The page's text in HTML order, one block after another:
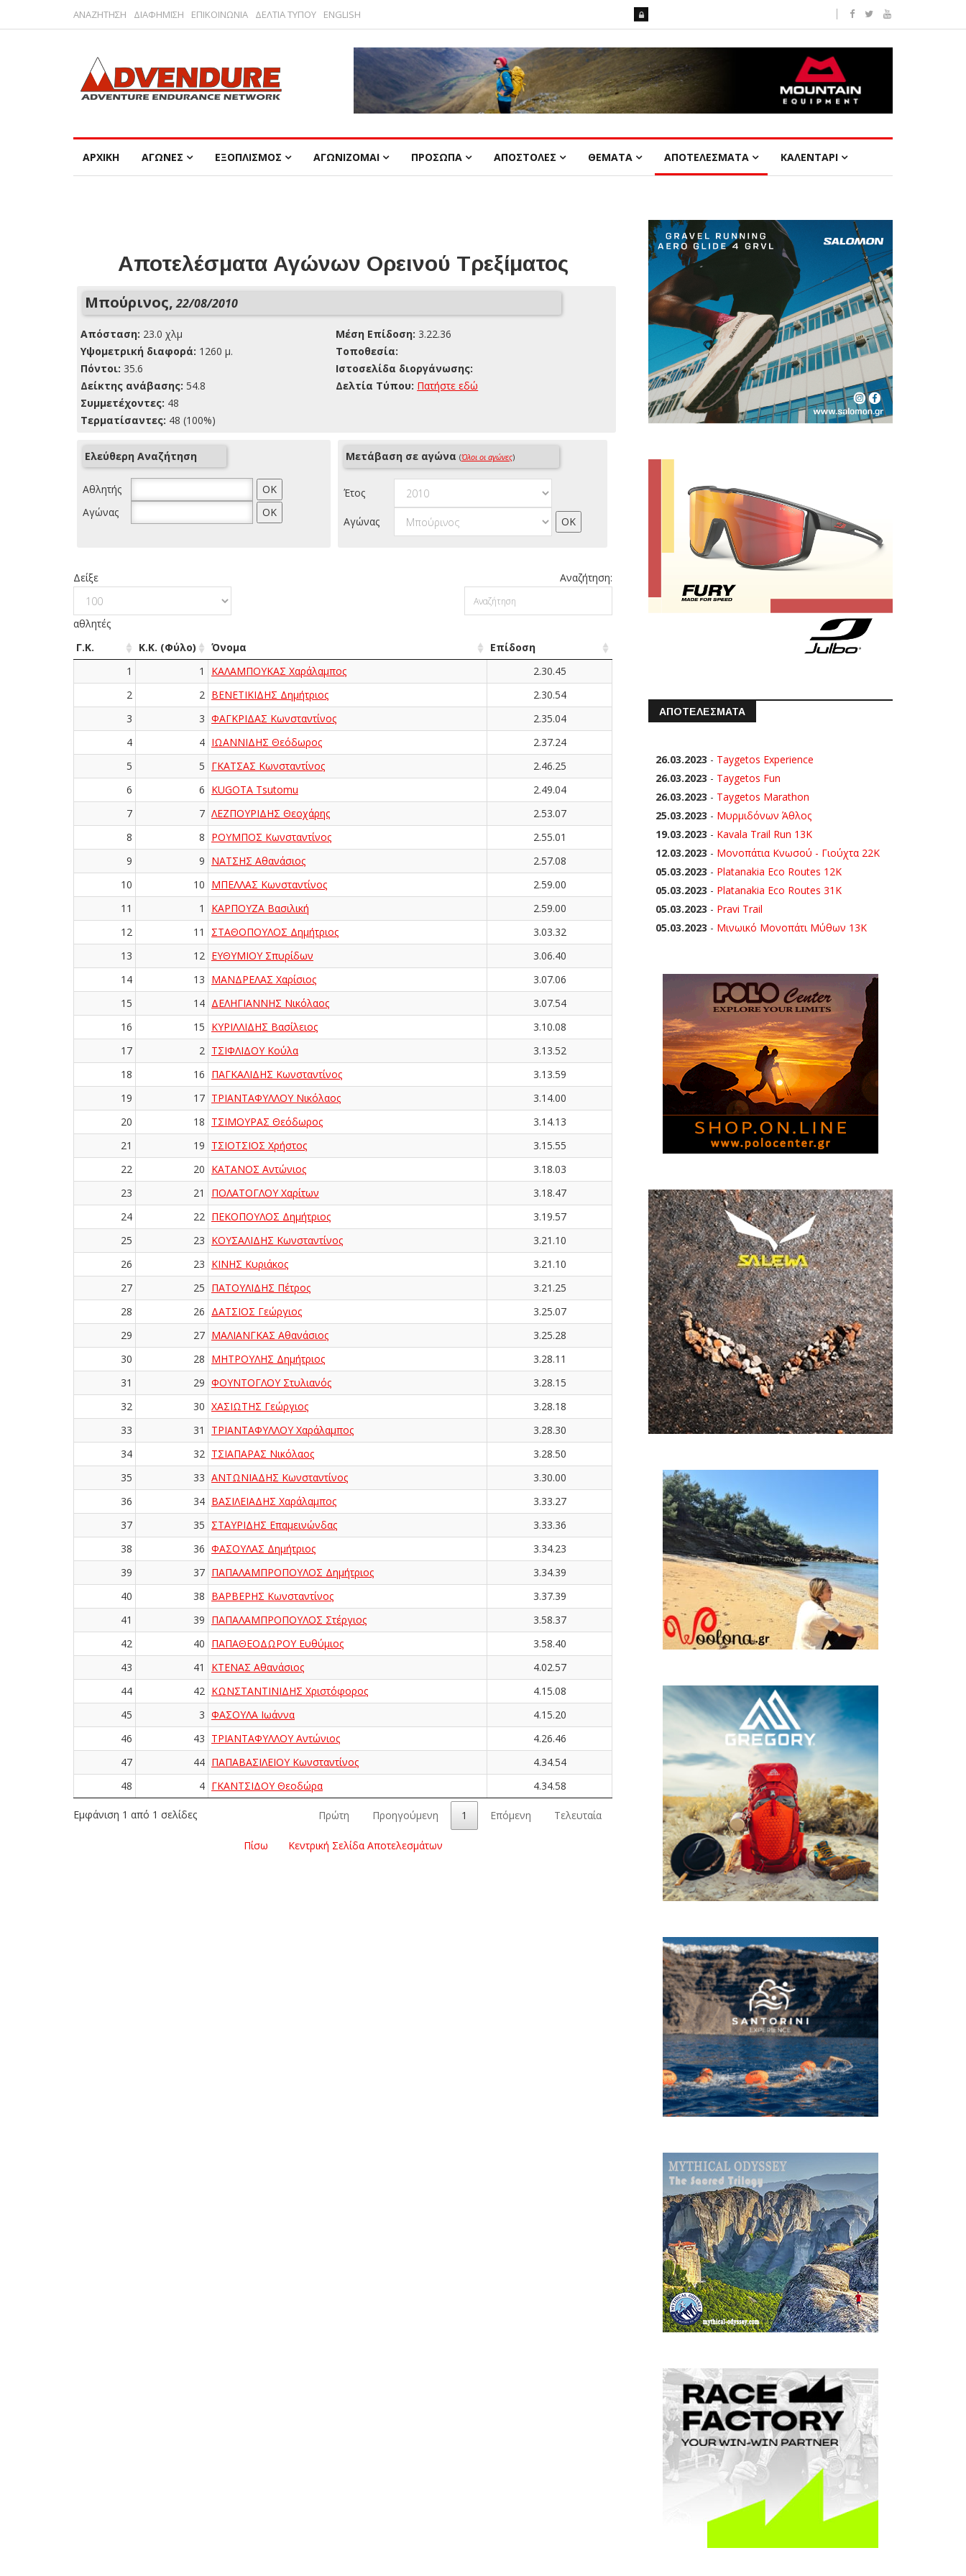
ΑΝΑΖΗΤΗΣΗ ΔΙΑΦΗΜΙΣΗ ΕΠΙΚΟΙΝΩΝΙΑ ΔΕΛΤΙΑ ΤΥΠΟΥ ENGLISH
ΑΡΧΙΚΗ ΑΓΩΝΕΣ ΕΞΟΠΛΙΣΜΟΣ ΑΓΩΝΙΖΟΜΑΙ ΠΡΟΣΩΠΑ ΑΠΟΣΤΟΛΕΣ ΘΕΜΑΤΑ ΑΠΟΤΕΛΕΣΜΑΤΑ ΚΑΛΕΝΤΑΡΙ
Αποτελέσματα Αγώνων Ορεινού Τρεξίματος
Μπούρινος,22/08/2010
Απόσταση: 23.0 χλμ
Yψομετρική διαφορά: 1260 μ.
Πόντοι: 35.6
Δείκτης ανάβασης: 54.8
Συμμετέχοντες: 48
Τερματίσαντες: 48 (100%)
Μέση Επίδοση: 3.22.36
Τοποθεσία:
Ιστοσελίδα διοργάνωσης:
Δελτία Τύπου: Πατήστε εδώ
Ελεύθερη Αναζήτηση
Αθλητής
Αγώνας
Μετάβαση σε αγώνα (Όλοι οι αγώνες)
Έτος
Αγώνας
Δείξε
αθλητές
Αναζήτηση:
Γ.Κ. Κ.Κ. (Φύλο) Όνομα
Επίδοση
1
1 ΚΑΛΑΜΠΟΥΚΑΣ Χαράλαμπος
2.30.45
2
2 ΒΕΝΕΤΙΚΙΔΗΣ Δημήτριος
2.30.54
3
3 ΦΑΓΚΡΙΔΑΣ Κωνσταντίνος
2.35.04
4
4 ΙΩΑΝΝΙΔΗΣ Θεόδωρος
2.37.24
5
5 ΓΚΑΤΣΑΣ Κωνσταντίνος
2.46.25
6
6 KUGOTA Tsutomu
2.49.04
7
7 ΛΕΖΠΟΥΡΙΔΗΣ Θεοχάρης
2.53.07
8
8 ΡΟΥΜΠΟΣ Κωνσταντίνος
2.55.01
9
9 ΝΑΤΣΗΣ Αθανάσιος
2.57.08
10
10 ΜΠΕΛΛΑΣ Κωνσταντίνος
2.59.00
11
1 ΚΑΡΠΟΥΖΑ Βασιλική
2.59.00
12
11 ΣΤΑΘΟΠΟΥΛΟΣ Δημήτριος
3.03.32
13
12 ΕΥΘΥΜΙΟΥ Σπυρίδων
3.06.40
14
13 ΜΑΝΔΡΕΛΑΣ Χαρίσιος
3.07.06
15
14 ΔΕΛΗΓΙΑΝΝΗΣ Νικόλαος
3.07.54
16
15 ΚΥΡΙΛΛΙΔΗΣ Βασίλειος
3.10.08
17
2 ΤΣΙΦΛΙΔΟΥ Κούλα
3.13.52
18
16 ΠΑΓΚΑΛΙΔΗΣ Κωνσταντίνος
3.13.59
19
17 ΤΡΙΑΝΤΑΦΥΛΛΟΥ Νικόλαος
3.14.00
20
18 ΤΣΙΜΟΥΡΑΣ Θεόδωρος
3.14.13
21
19 ΤΣΙΟΤΣΙΟΣ Χρήστος
3.15.55
22
20 ΚΑΤΑΝΟΣ Αντώνιος
3.18.03
23
21 ΠΟΛΑΤΟΓΛΟΥ Χαρίτων
3.18.47
24
22 ΠΕΚΟΠΟΥΛΟΣ Δημήτριος
3.19.57
25
23 ΚΟΥΣΑΛΙΔΗΣ Κωνσταντίνος
3.21.10
26
23 ΚΙΝΗΣ Κυριάκος
3.21.10
27
25 ΠΑΤΟΥΛΙΔΗΣ Πέτρος
3.21.25
28
26 ΔΑΤΣΙΟΣ Γεώργιος
3.25.07
29
27 ΜΑΛΙΑΝΓΚΑΣ Αθανάσιος
3.25.28
30
28 ΜΗΤΡΟΥΛΗΣ Δημήτριος
3.28.11
31
29 ΦΟΥΝΤΟΓΛΟΥ Στυλιανός
3.28.15
32
30 ΧΑΣΙΩΤΗΣ Γεώργιος
3.28.18
33
31 ΤΡΙΑΝΤΑΦΥΛΛΟΥ Χαράλαμπος
3.28.30
34
32 ΤΣΙΑΠΑΡΑΣ Νικόλαος
3.28.50
35
33 ΑΝΤΩΝΙΑΔΗΣ Κωνσταντίνος
3.30.00
36
34 ΒΑΣΙΛΕΙΑΔΗΣ Χαράλαμπος
3.33.27
37
35 ΣΤΑΥΡΙΔΗΣ Επαμεινώνδας
3.33.36
38
36 ΦΑΣΟΥΛΑΣ Δημήτριος
3.34.23
39
37 ΠΑΠΑΛΑΜΠΡΟΠΟΥΛΟΣ Δημήτριος
3.34.39
40
38 ΒΑΡΒΕΡΗΣ Κωνσταντίνος
3.37.39
41
39 ΠΑΠΑΛΑΜΠΡΟΠΟΥΛΟΣ Στέργιος
3.58.37
42
40 ΠΑΠΑΘΕΟΔΩΡΟΥ Ευθύμιος
3.58.40
43
41 ΚΤΕΝΑΣ Αθανάσιος
4.02.57
44
42 ΚΩΝΣΤΑΝΤΙΝΙΔΗΣ Χριστόφορος
4.15.08
45
3 ΦΑΣΟΥΛΑ Ιωάννα
4.15.20
46
43 ΤΡΙΑΝΤΑΦΥΛΛΟΥ Αντώνιος
4.26.46
47
44 ΠΑΠΑΒΑΣΙΛΕΙΟΥ Κωνσταντίνος
4.34.54
48
4 ΓΚΑΝΤΣΙΔΟΥ Θεοδώρα 4.34.58
Εμφάνιση 1 από 1 σελίδες Πρώτη Προηγούμενη 1 Επόμενη Τελευταία
Πίσω Κεντρική Σελίδα Αποτελεσμάτων
ΑΠΟΤΕΛΕΣΜΑΤΑ
26.03.2023 - Taygetos Experience
26.03.2023 - Taygetos Fun
26.03.2023 - Taygetos Marathon
25.03.2023 - Μυρμιδόνων Άθλος
19.03.2023 - Kavala Trail Run 13K
12.03.2023 - Μονοπάτια Κνωσού - Γιούχτα 22Κ
05.03.2023 - Platanakia Eco Routes 12K
05.03.2023 - Platanakia Eco Routes 31K
05.03.2023 - Pravi Trail
05.03.2023 - Μινωικό Μονοπάτι Μύθων 13Κ